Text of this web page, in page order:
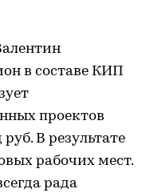
в составе КИП
проектов
В результате
рабочих мест.
рада